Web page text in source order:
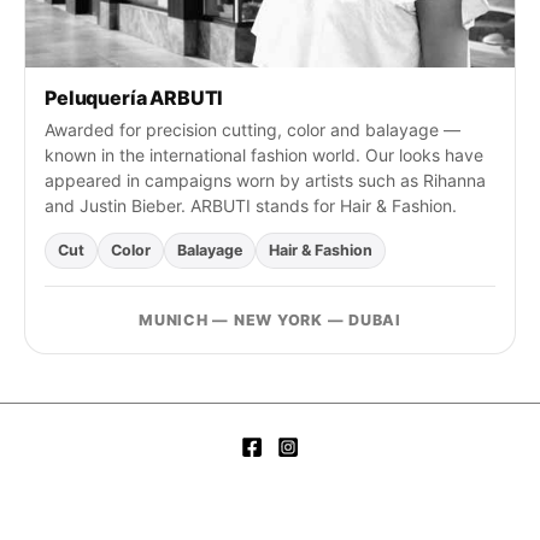
Peluquería ARBUTI
Awarded for precision cutting, color and balayage —
known in the international fashion world. Our looks have
appeared in campaigns worn by artists such as Rihanna
and Justin Bieber. ARBUTI stands for Hair & Fashion.
Cut Color Balayage Hair & Fashion
MUNICH — NEW YORK — DUBAI